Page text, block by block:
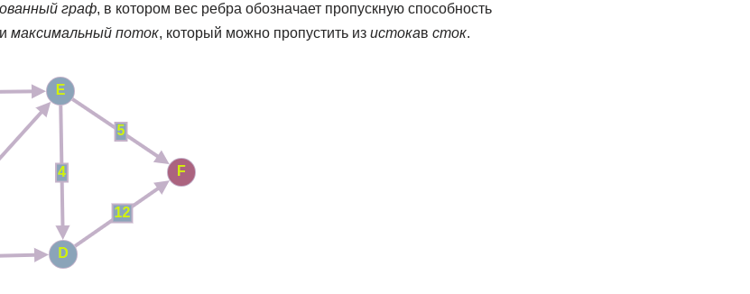
граф, в котором вес ребра обозначает пропускную способность
максимальный поток, который можно пропустить из истокав сток.